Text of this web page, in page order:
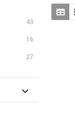
43
16
27